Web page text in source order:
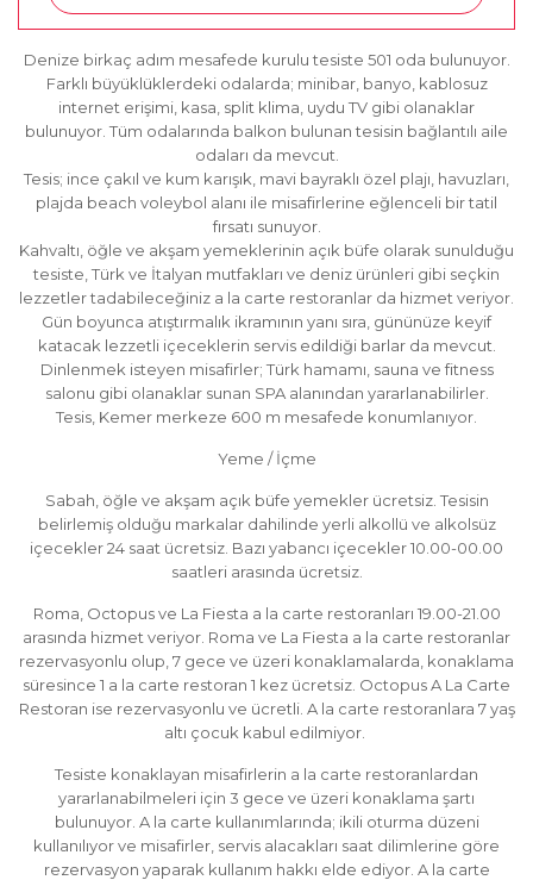
Denize birkaç adım mesafede kurulu tesiste 501 oda bulunuyor.
Farklı büyüklüklerdeki odalarda; minibar, banyo, kablosuz
internet erişimi, kasa, split klima, uydu TV gibi olanaklar
bulunuyor. Tüm odalarında balkon bulunan tesisin bağlantılı aile
odaları da mevcut.
Tesis; ince çakıl ve kum karışık, mavi bayraklı özel plajı, havuzları,
plajda beach voleybol alanı ile misafirlerine eğlenceli bir tatil
fırsatı sunuyor.
Kahvaltı, öğle ve akşam yemeklerinin açık büfe olarak sunulduğu
tesiste, Türk ve İtalyan mutfakları ve deniz ürünleri gibi seçkin
lezzetler tadabileceğiniz a la carte restoranlar da hizmet veriyor.
Gün boyunca atıştırmalık ikramının yanı sıra, gününüze keyif
katacak lezzetli içeceklerin servis edildiği barlar da mevcut.
Dinlenmek isteyen misafirler; Türk hamamı, sauna ve fitness
salonu gibi olanaklar sunan SPA alanından yararlanabilirler.
Tesis, Kemer merkeze 600 m mesafede konumlanıyor.
Yeme / İçme
Sabah, öğle ve akşam açık büfe yemekler ücretsiz. Tesisin
belirlemiş olduğu markalar dahilinde yerli alkollü ve alkolsüz
içecekler 24 saat ücretsiz. Bazı yabancı içecekler 10.00-00.00
saatleri arasında ücretsiz.
Roma, Octopus ve La Fiesta a la carte restoranları 19.00-21.00
arasında hizmet veriyor. Roma ve La Fiesta a la carte restoranlar
rezervasyonlu olup, 7 gece ve üzeri konaklamalarda, konaklama
süresince 1 a la carte restoran 1 kez ücretsiz. Octopus A La Carte
Restoran ise rezervasyonlu ve ücretli. A la carte restoranlara 7 yaş
altı çocuk kabul edilmiyor.
Tesiste konaklayan misafirlerin a la carte restoranlardan
yararlanabilmeleri için 3 gece ve üzeri konaklama şartı
bulunuyor. A la carte kullanımlarında; ikili oturma düzeni
kullanılıyor ve misafirler, servis alacakları saat dilimlerine göre
rezervasyon yaparak kullanım hakkı elde ediyor. A la carte